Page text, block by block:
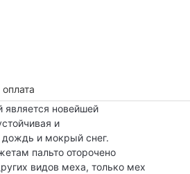
является новейшей
и
дождь и мокрый снег.
пальто оторочено
видов меха, только мех